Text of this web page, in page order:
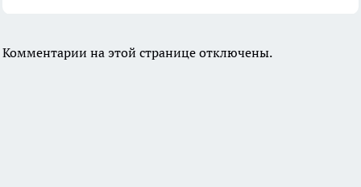
Комментарии на этой странице отключены.